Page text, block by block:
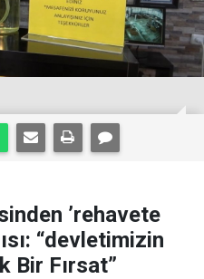
’rehavete
“devletimizin
Bir Fırsat”